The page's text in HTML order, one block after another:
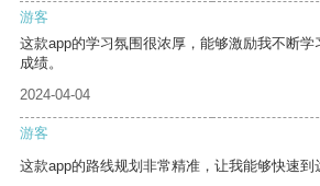
游客
这款app的学习氛围很浓厚，能够激励我不断
成绩。
2024-04-04
游客
这款app的路线规划非常精准，让我能够快速到